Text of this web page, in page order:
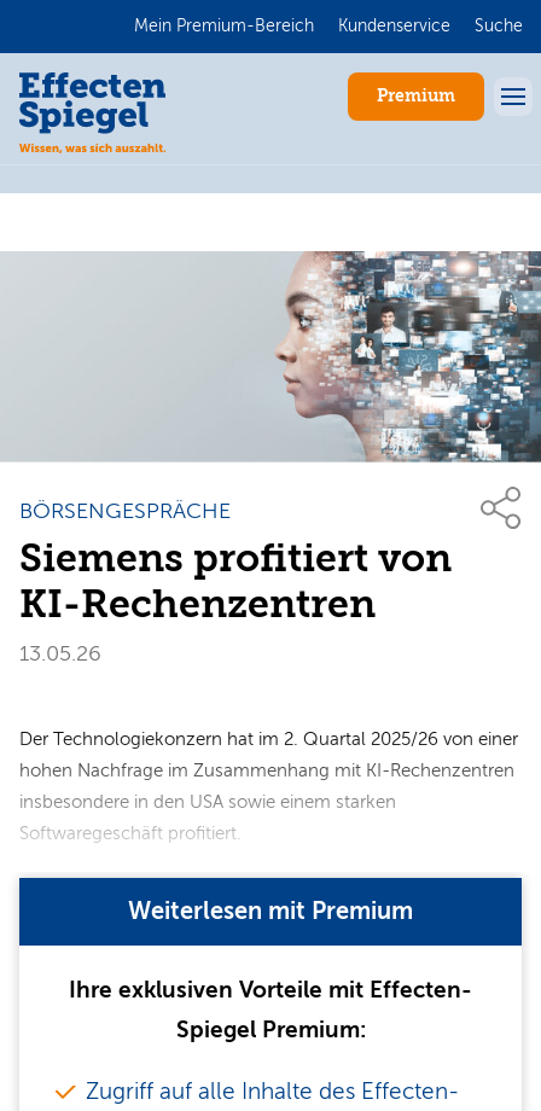
Mein Premium-Bereich Kundenservice Suche
Premium
BÖRSENGESPRÄCHE
Siemens profitiert von
KI-Rechenzentren
13.05.26
Der Technologiekonzern hat im 2. Quartal 2025/26 von einer
hohen Nachfrage im Zusammenhang mit KI-Rechenzentren
insbesondere in den USA sowie einem starken
Softwaregeschäft profitiert.
Weiterlesen mit Premium
Ihre exklusiven Vorteile mit Effecten-
Spiegel Premium:
Zugriff auf alle Inhalte des Effecten-